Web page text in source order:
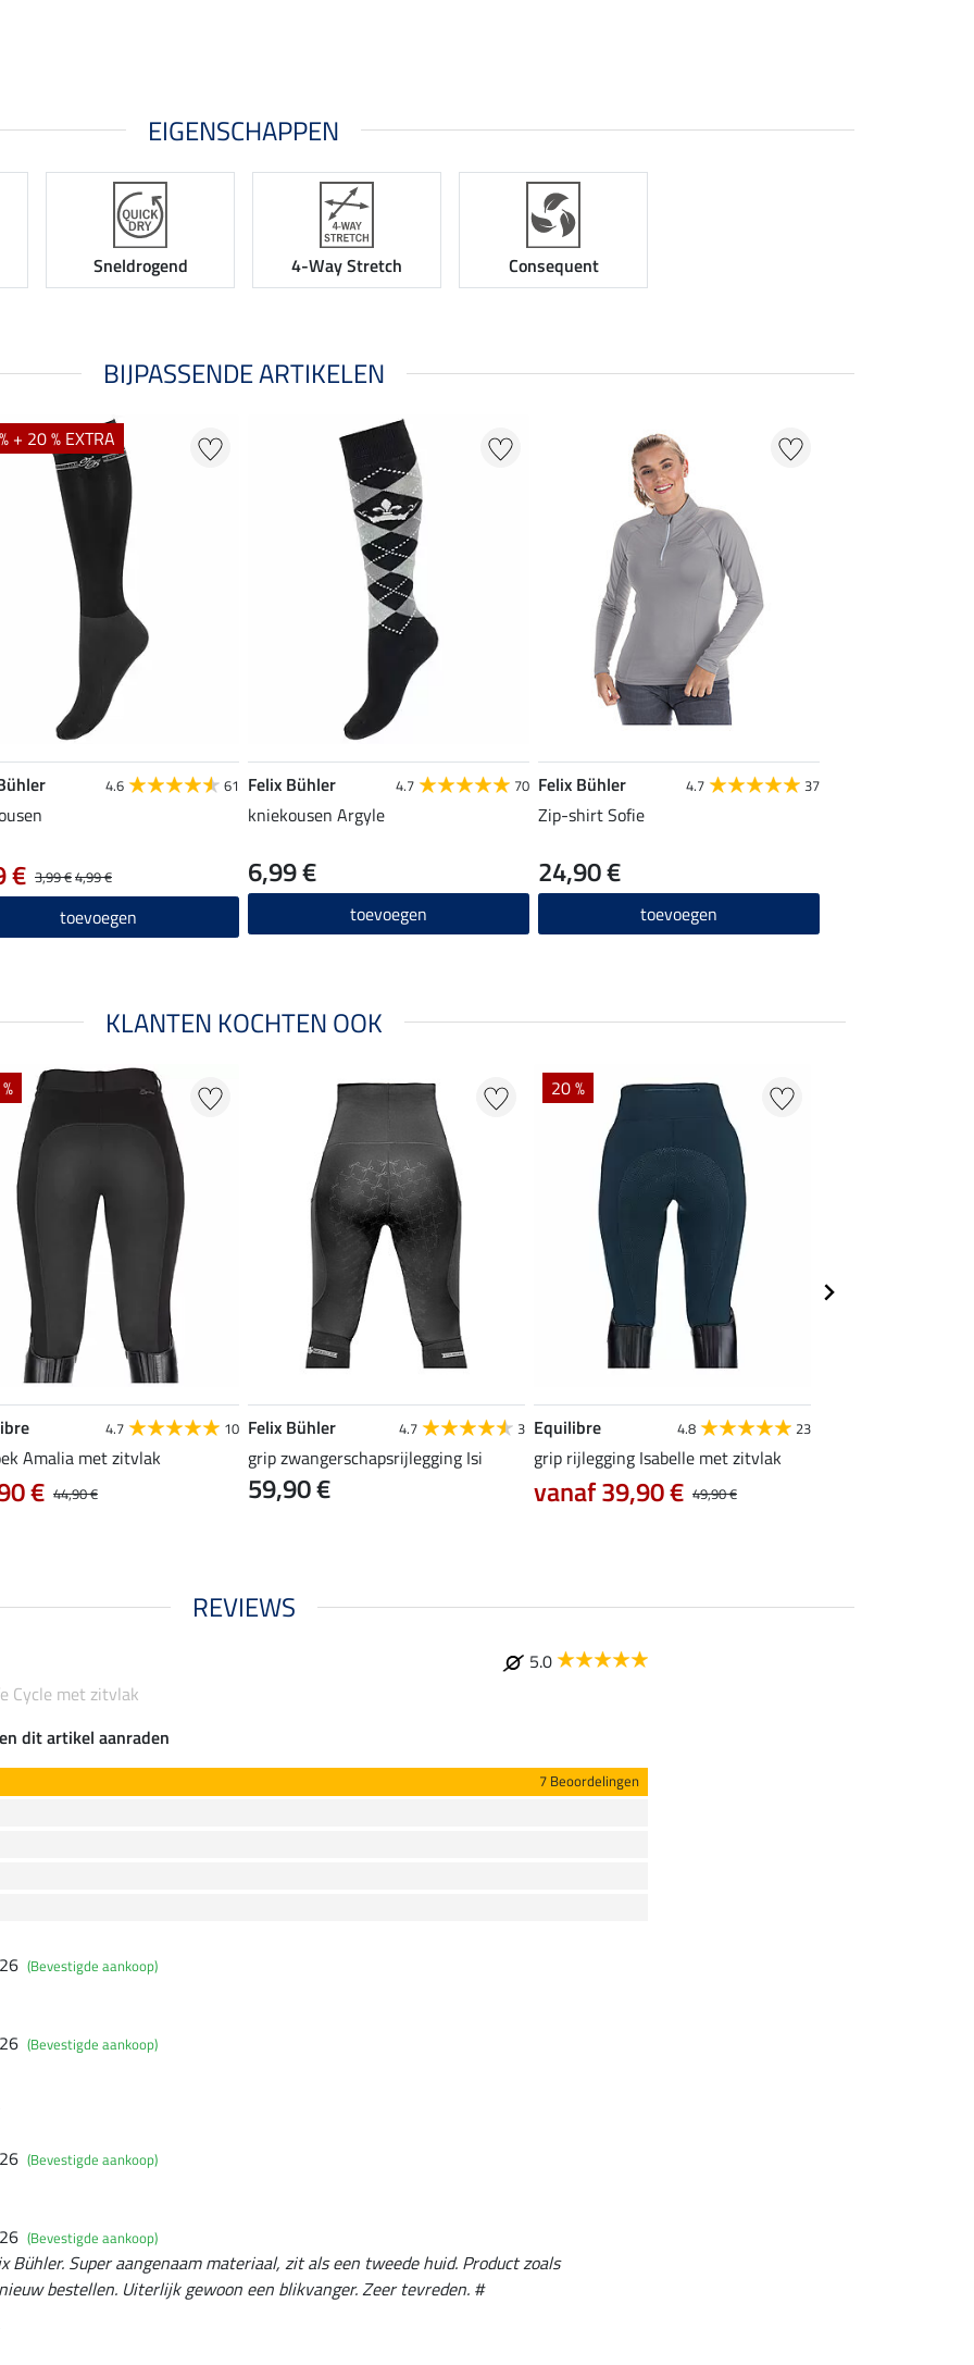
EIGENSCHAPPEN
Sneldrogend 4-Way Stretch Consequent
BIJPASSENDE ARTIKELEN
+ 20 % EXTRA
4.6 61
3,99 €4,99 €
€
toevoegen
Felix Bühler 4.7 70
kniekousen Argyle
6,99 €
toevoegen
Felix Bühler 4.7 37
Zip-shirt Sofie
24,90 €
toevoegen
KLANTEN KOCHTEN OOK
4.7 10
Amalia met zitvlak
44,90 €
€
Felix Bühler 4.7 3
grip zwangerschapsrijlegging Isi
59,90 €
20 %
Equilibre 4.8 23
grip rijlegging Isabelle met zitvlak
49,90 €
vanaf 39,90 €
REVIEWS
5.0
Cycle met zitvlak
dit artikel aanraden
7 Beoordelingen
(Bevestigde aankoop)
(Bevestigde aankoop)
(Bevestigde aankoop)
(Bevestigde aankoop)
Bühler. Super aangenaam materiaal, zit als een tweede huid. Product zoals
bestellen. Uiterlijk gewoon een blikvanger. Zeer tevreden. #